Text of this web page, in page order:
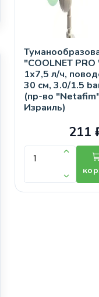
"COOLNET
1х7,5 л/ч,
30 см, 3.0/1.5
(пр-во
Израиль)
211